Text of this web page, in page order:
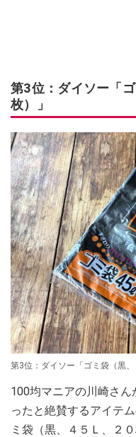
第3位：ダイソー「
枚）」
第3位：ダイソー「ゴミ袋（黒、
100均マニアの川崎さ
ったと絶賛するアイテ
ミ袋（黒、４５Ｌ、２０